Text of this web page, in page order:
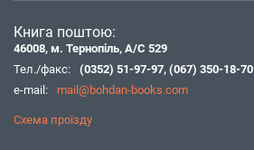
Книга поштою:
46008, м. Тернопіль, А/С 529
Тел./факс:
(0352) 51-97-97, (067) 350-18-70
e-mail:
mail@bohdan-books.com
Схема проїзду